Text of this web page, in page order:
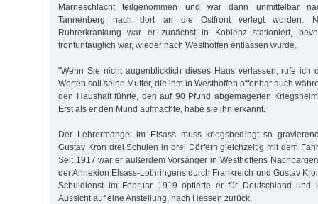
Marneschlacht teilgenommen und war dann unmittelbar
Tannenberg nach dort an die Ostfront verlegt worden.
Ruhrerkrankung war er zunächst in Koblenz stationiert,
frontuntauglich war, wieder nach Westhoffen entlassen wurde.
"Wenn Sie nicht augenblicklich dieses Haus verlassen, rufe ich
Worten soll seine Mutter, die ihm in Westhoffen offenbar auch
den Haushalt führte, den auf 90 Pfund abgemagerten
Erst als er den Mund aufmachte, habe sie ihn erkannt.
Der Lehrermangel im Elsass muss kriegsbedingt so
Gustav Kron drei Schulen in drei Dörfern gleichzeitig mit dem
Seit 1917 war er außerdem Vorsänger in Westhoffens
der Annexion Elsass-Lothringens durch Frankreich und Gustav
Schuldienst im Februar 1919 optierte er für Deutschland und
Aussicht auf eine Anstellung, nach Hessen zurück.